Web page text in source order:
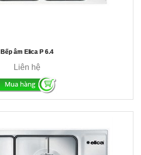
Bếp âm Elica P 6.4
Liên hệ